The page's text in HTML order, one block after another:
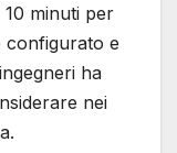
minuti per
configurato e
ha
nei